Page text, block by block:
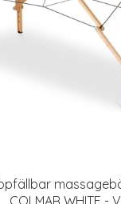
COLMAR WHITE -